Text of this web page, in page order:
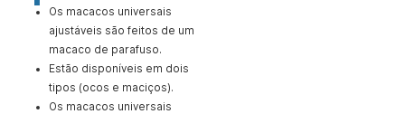
Os macacos universais
ajustáveis ​​são feitos de um
macaco de parafuso.
Estão disponíveis em dois
tipos (ocos e maciços).
Os macacos universais